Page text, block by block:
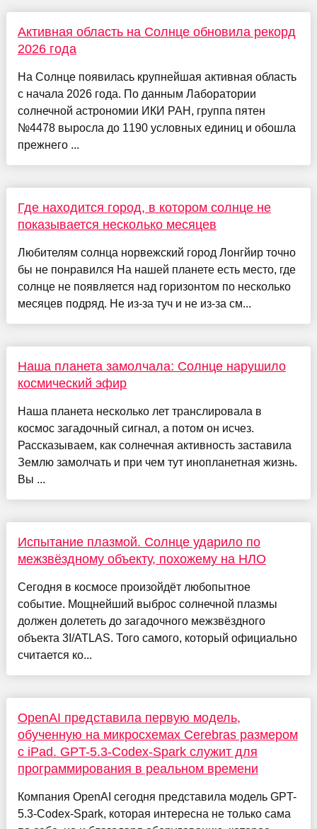
Активная область на Солнце обновила рекорд
2026 года
На Солнце появилась крупнейшая активная область
с начала 2026 года. По данным Лаборатории
солнечной астрономии ИКИ РАН, группа пятен
№4478 выросла до 1190 условных единиц и обошла
прежнего ...
Где находится город, в котором солнце не
показывается несколько месяцев
Любителям солнца норвежский город Лонгйир точно
бы не понравился На нашей планете есть место, где
солнце не появляется над горизонтом по несколько
месяцев подряд. Не из-за туч и не из-за см...
Наша планета замолчала: Солнце нарушило
космический эфир
Наша планета несколько лет транслировала в
космос загадочный сигнал, а потом он исчез.
Рассказываем, как солнечная активность заставила
Землю замолчать и при чем тут инопланетная жизнь.
Вы ...
Испытание плазмой. Солнце ударило по
межзвёздному объекту, похожему на НЛО
Сегодня в космосе произойдёт любопытное
событие. Мощнейший выброс солнечной плазмы
должен долететь до загадочного межзвёздного
объекта 3I/ATLAS. Того самого, который официально
считается ко...
OpenAI представила первую модель,
обученную на микросхемах Cerebras размером
с iPad. GPT-5.3-Codex-Spark служит для
программирования в реальном времени
Компания OpenAI сегодня представила модель GPT-
5.3-Codex-Spark, которая интересна не только сама